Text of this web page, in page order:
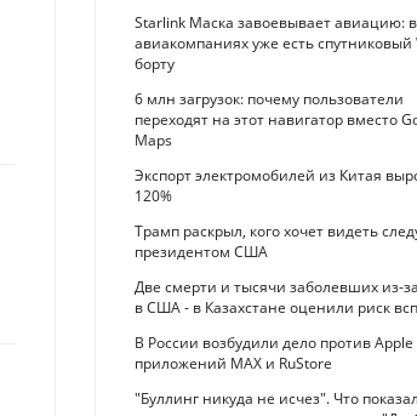
Starlink Маска завоевывает авиацию:
авиакомпаниях уже есть спутниковый
борту
6 млн загрузок: почему пользователи
переходят на этот навигатор вместо
Maps
Экспорт электромобилей из Китая
120%
Трамп раскрыл, кого хочет видеть
президентом США
Две смерти и тысячи заболевших из-
в США - в Казахстане оценили риск
В России возбудили дело против Apple
приложений MAX и RuStore
"Буллинг никуда не исчез". Что